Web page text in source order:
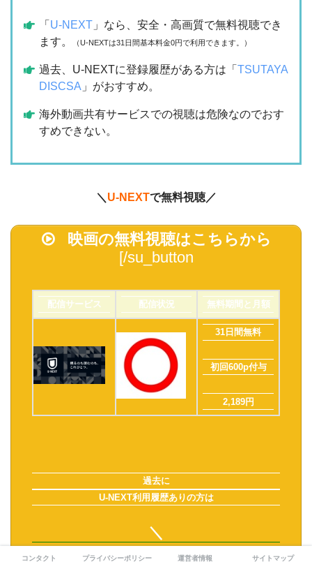
「 U-NEXT 」なら、安全・高画質で無料視聴でき
ます。
（U-NEXTは31日間基本料金0円で利用できます。）
過去、U-NEXTに登録履歴がある方は「TSUTAYA
DISCSA 」がおすすめ。
海外動画共有サービスでの視聴は危険なのでおす
すめできない。
＼ U-NEXTで無料視聴／
映画の無料視聴はこちらから
[/su_button
配信サービス 配信状況 無料期間と月額
31日間無料
初回600p付与
2,189円
過去に
U-NEXT利用履歴ありの方は
＼
TSUTAYA DISCAS
コンタクト プライバシーポリシー 運営者情報 サイトマップ